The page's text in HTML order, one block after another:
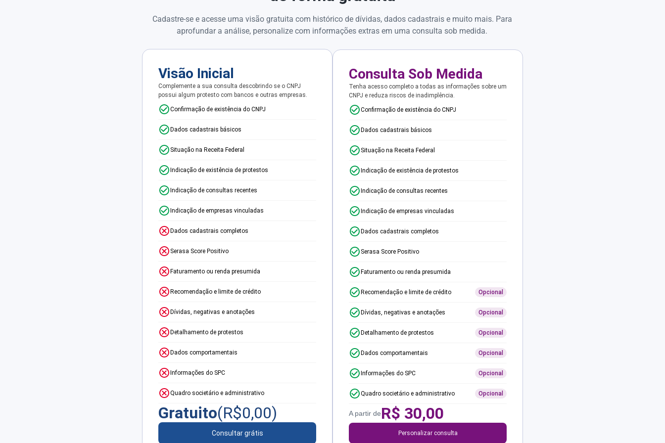
Cadastre-se e acesse uma visão gratuita com histórico de dívidas, dados cadastrais e muito mais. Para
aprofundar a análise, personalize com informações extras em uma consulta sob medida.
Visão Inicial
Complemente a sua consulta descobrindo se o CNPJ
possui algum protesto com bancos e outras empresas.
Confirmação de existência do CNPJ
Dados cadastrais básicos
Situação na Receita Federal
Indicação de existência de protestos
Indicação de consultas recentes
Indicação de empresas vinculadas
Dados cadastrais completos
Serasa Score Positivo
Faturamento ou renda presumida
Recomendação e limite de crédito
Dívidas, negativas e anotações
Detalhamento de protestos
Dados comportamentais
Informações do SPC
Quadro societário e administrativo
Gratuito(R$0,00)
Consultar grátis
Consulta Sob Medida
Tenha acesso completo a todas as informações sobre um
CNPJ e reduza riscos de inadimplência.
Confirmação de existência do CNPJ
Dados cadastrais básicos
Situação na Receita Federal
Indicação de existência de protestos
Indicação de consultas recentes
Indicação de empresas vinculadas
Dados cadastrais completos
Serasa Score Positivo
Faturamento ou renda presumida
Recomendação e limite de crédito Opcional
Dívidas, negativas e anotações Opcional
Detalhamento de protestos Opcional
Dados comportamentais Opcional
Informações do SPC Opcional
Quadro societário e administrativo Opcional
A partir deR$ 30,00
Personalizar consulta